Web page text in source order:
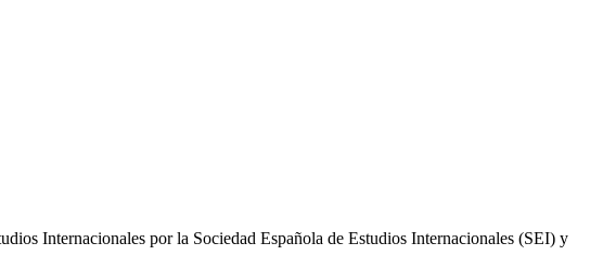
Internacionales por la Sociedad Española de Estudios Internacionales (SEI) y